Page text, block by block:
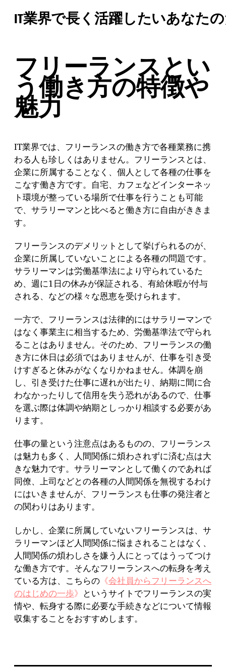
IT業界で長く活躍したいあなた
フリーランスとい
う働き方の特徴や
魅力
IT業界では、フリーランスの働き方で各種業務に携
わる人も珍しくはありません。フリーランスとは、
企業に所属することなく、個人として各種の仕事を
こなす働き方です。自宅、カフェなどインターネッ
ト環境が整っている場所で仕事を行うことも可能
で、サラリーマンと比べると働き方に自由がききま
す。
フリーランスのデメリットとして挙げられるのが、
企業に所属していないことによる各種の問題です。
サラリーマンは労働基準法により守られているた
め、週に1日の休みが保証される、有給休暇が付与
される、などの様々な恩恵を受けられます。
一方で、フリーランスは法律的にはサラリーマンで
はなく事業主に相当するため、労働基準法で守られ
ることはありません。そのため、フリーランスの働
き方に休日は必須ではありませんが、仕事を引き受
けすぎると休みがなくなりかねません。体調を崩
し、引き受けた仕事に遅れが出たり、納期に間に合
わなかったりして信用を失う恐れがあるので、仕事
を選ぶ際は体調や納期としっかり相談する必要があ
ります。
仕事の量という注意点はあるものの、フリーランス
は魅力も多く、人間関係に煩わされずに済む点は大
きな魅力です。サラリーマンとして働くのであれば
同僚、上司などとの各種の人間関係を無視するわけ
にはいきませんが、フリーランスも仕事の発注者と
の関わりはあります。
しかし、企業に所属していないフリーランスは、サ
ラリーマンほど人間関係に悩まされることはなく、
人間関係の煩わしさを嫌う人にとってはうってつけ
な働き方です。そんなフリーランスへの転身を考え
ている方は、こちらの 《会社員からフリーランスへ
のはじめの一歩》 というサイトでフリーランスの実
情や、転身する際に必要な手続きなどについて情報
収集することをおすすめします。